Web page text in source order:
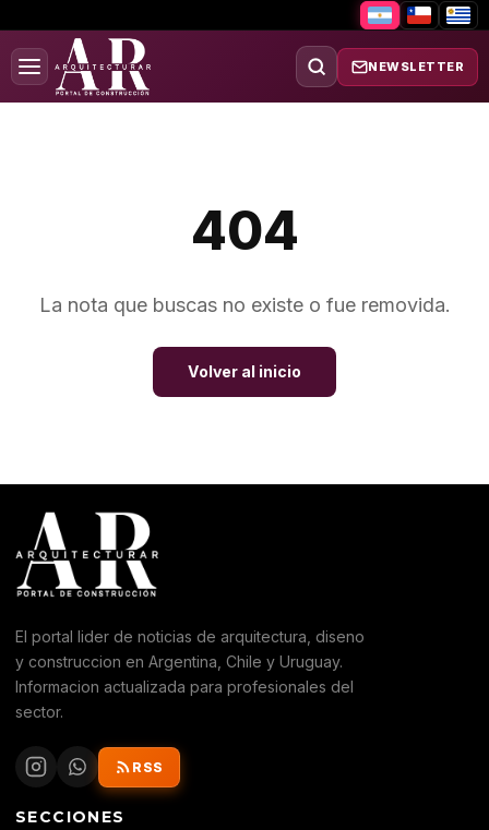
NEWSLETTER
404
La nota que buscas no existe o fue removida.
Volver al inicio
El portal lider de noticias de arquitectura, diseno
y construccion en Argentina, Chile y Uruguay.
Informacion actualizada para profesionales del
sector.
RSS
SECCIONES